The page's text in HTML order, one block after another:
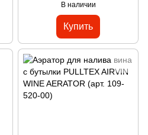
В наличии
Купить